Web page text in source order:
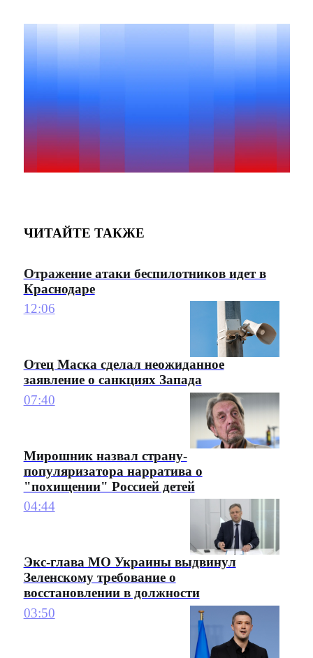
ЧИТАЙТЕ ТАКЖЕ
Отражение атаки беспилотников идет в
Краснодаре
12:06
Отец Маска сделал неожиданное
заявление о санкциях Запада
07:40
Мирошник назвал страну-
популяризатора нарратива о
"похищении" Россией детей
04:44
Экс-глава МО Украины выдвинул
Зеленскому требование о
восстановлении в должности
03:50